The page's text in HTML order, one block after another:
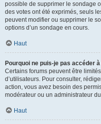
possible de supprimer le sondage
des votes ont été exprimés, seuls
peuvent modifier ou supprimer le
options d’un sondage en cours.
Haut
Pourquoi ne puis-je pas accéder
Certains forums peuvent être
d’utilisateurs. Pour consulter,
action, vous avez besoin des
modérateur ou un administrateur
Haut